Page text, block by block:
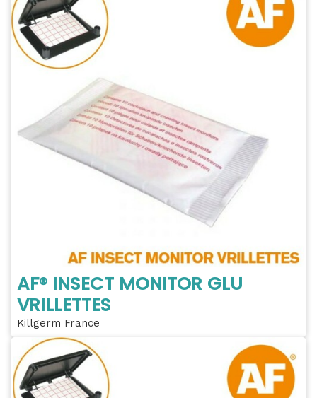
AF® INSECT MONITOR GLU
VRILLETTES
Killgerm France